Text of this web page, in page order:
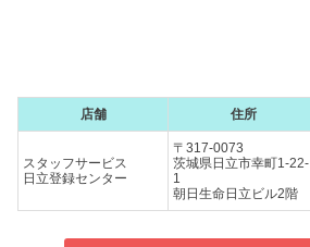
店舗 住所
スタッフサービス
日立登録センター
〒317-0073
茨城県日立市幸町1-22-
1
朝日生命日立ビル2階